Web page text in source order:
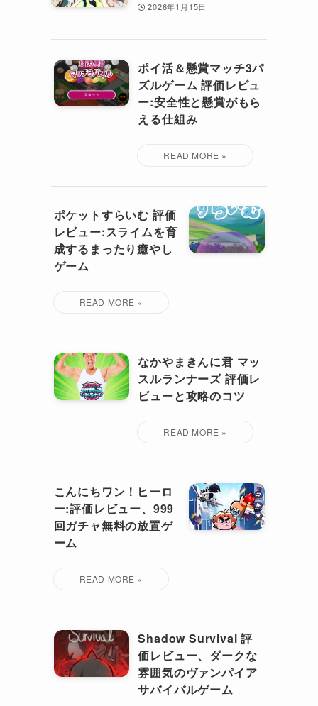
2026年1月15日
ポイ活＆懸賞マッチ3パ
ズルゲーム 評価レビュ
ー:安全性と懸賞がもら
える仕組み
ポケットすらいむ 評価
レビュー:スライムを育
成するまったり癒やし
ゲーム
なかやまきんに君 マッ
スルランナーズ 評価レ
ビューと攻略のコツ
こんにちワン！ヒーロ
ー:評価レビュー、999
回ガチャ無料の放置ゲ
ーム
Shadow Survival 評
価レビュー、ダークな
雰囲気のヴァンパイア
サバイバルゲーム